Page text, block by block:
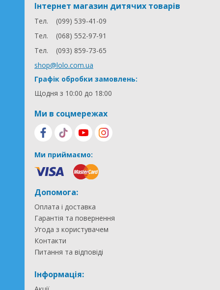
Інтернет магазин дитячих товарів
Тел.
(099) 539-41-09
Тел.
(068) 552-97-91
Тел.
(093) 859-73-65
shop@lolo.com.ua
Графік обробки замовлень:
Щодня з 10:00 до 18:00
Ми в соцмережах
Ми приймаємо:
Допомога:
Оплата і доставка
Гарантія та повернення
Угода з користувачем
Контакти
Питання та відповіді
Інформація: